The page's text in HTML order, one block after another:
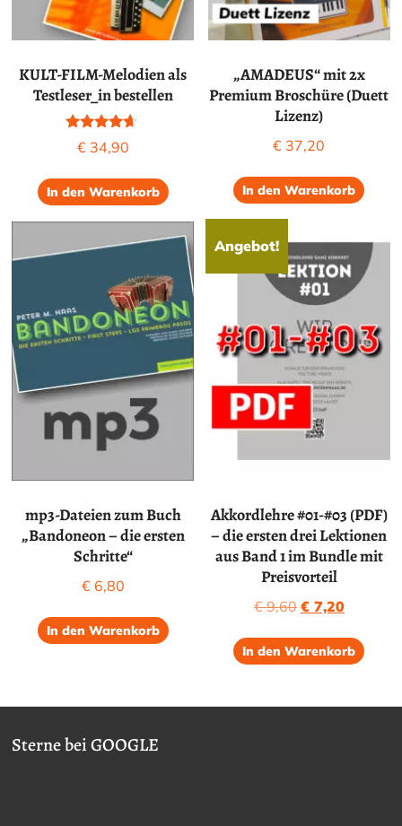
KULT-FILM-Melodien als
Testleser_in bestellen
Bewertet
mit
von 5
€34,90
In den Warenkorb
„AMADEUS“ mit 2x
Premium Broschüre (Duett
Lizenz)
€ 37,20
In den Warenkorb
mp3-Dateien zum Buch
„Bandoneon – die ersten
Schritte“
€6,80
In den Warenkorb
Angebot!
Akkordlehre #01-#03 (PDF)
– die ersten drei Lektionen
aus Band 1 im Bundle mit
Preisvorteil
€9,60 Ursprünglicher
war:
€7,20
ist:
In den Warenkorb
Sterne bei GOOGLE